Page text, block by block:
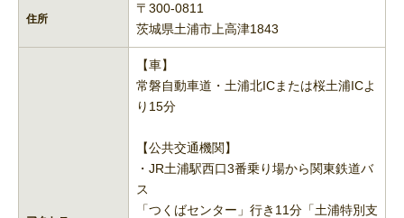
住所
〒300-0811
茨城県土浦市上高津1843
【車】
常磐自動車道・土浦北ICまたは桜土浦ICよ
り15分
【公共交通機関】
・JR土浦駅西口3番乗り場から関東鉄道バ
ス
「つくばセンター」行き11分「土浦特別支